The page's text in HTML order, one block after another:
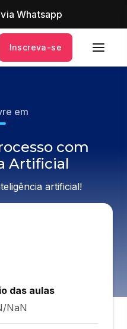
Whatsapp
Inscreva-se
em
com
Artificial
artificial!
das aulas
NaN